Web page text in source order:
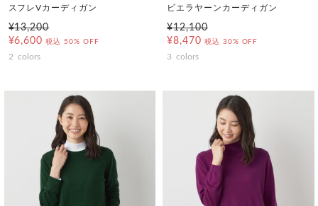
スフレVカーディガン
¥13,200
¥6,600 税込 50% OFF
2 colors
ビエラヤーンカーディガン
¥12,100
¥8,470 税込 30% OFF
3 colors